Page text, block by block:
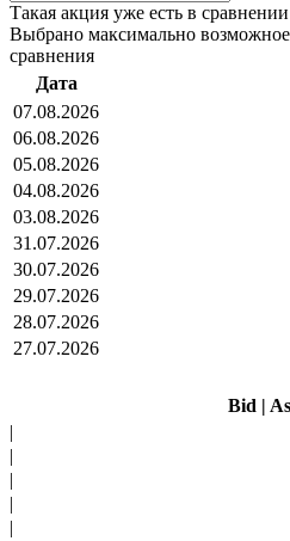
Такая акция уже есть в сравнении
Выбрано максимально
сравнения
Дата
07.08.2026
06.08.2026
05.08.2026
04.08.2026
03.08.2026
31.07.2026
30.07.2026
29.07.2026
28.07.2026
27.07.2026
Bid |
|
|
|
|
|